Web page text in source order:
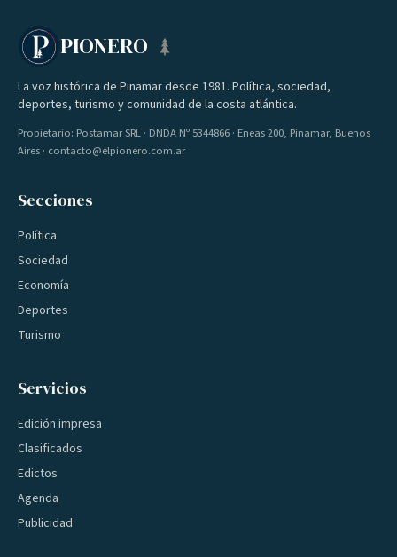
PIONERO
La voz histórica de Pinamar desde 1981. Política, sociedad,
deportes, turismo y comunidad de la costa atlántica.
Propietario: Postamar SRL · DNDA Nº 5344866 · Eneas 200, Pinamar, Buenos
Aires · contacto@elpionero.com.ar
Secciones
Política
Sociedad
Economía
Deportes
Turismo
Servicios
Edición impresa
Clasificados
Edictos
Agenda
Publicidad